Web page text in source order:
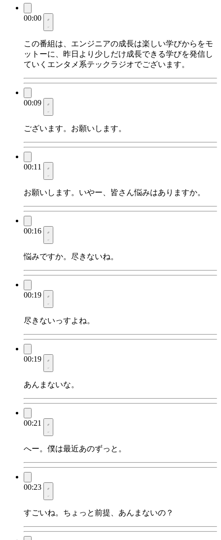
00:00
この番組は、エンジニアの成長は楽しい学びからをモ
ットーに、昨日より少しだけ成長できる学びを発信し
ていくエンタメ系テックラジオでございます。
00:09
ございます。お願いします。
00:11
お願いします。いやー、皆さん悩みはありますか。
00:16
悩みですか。尽きないね。
00:19
尽きないっすよね。
00:19
あんまないな。
00:21
へー。僕は最近あのずっと。
00:23
すごいね。ちょっと前提、あんまないの？